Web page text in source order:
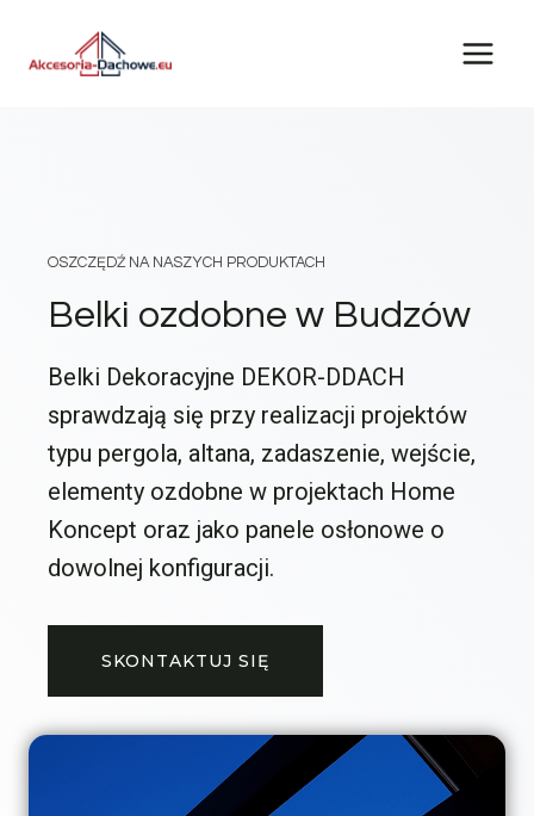
OSZCZĘDŹ NA NASZYCH PRODUKTACH
Belki ozdobne w Budzów
Belki Dekoracyjne DEKOR-DDACH
sprawdzają się przy realizacji projektów
typu pergola, altana, zadaszenie, wejście,
elementy ozdobne w projektach Home
Koncept oraz jako panele osłonowe o
dowolnej konfiguracji.
SKONTAKTUJ SIĘ